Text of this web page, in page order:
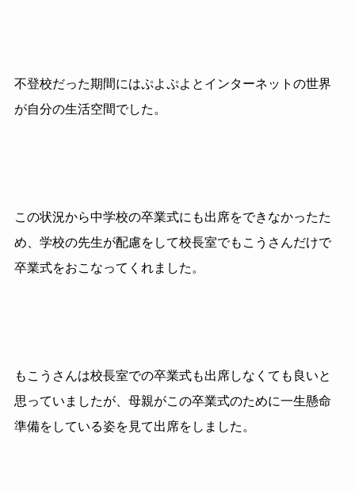
不登校だった期間にはぷよぷよとインターネットの世界
が自分の生活空間でした。
この状況から中学校の卒業式にも出席をできなかったた
め、学校の先生が配慮をして校長室でもこうさんだけで
卒業式をおこなってくれました。
もこうさんは校長室での卒業式も出席しなくても良いと
思っていましたが、母親がこの卒業式のために一生懸命
準備をしている姿を見て出席をしました。